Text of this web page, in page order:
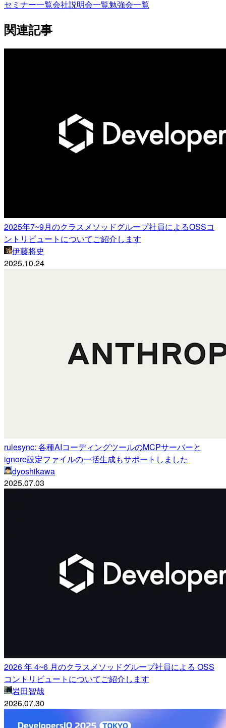
セミナー一覧会社説明会一覧勉強会一覧
関連記事
2025年7~9月のクラスメソッドグループ社員によるOSSコ
ントリビュートについてご紹介します
伊藤将史
2025.10.24
rulesync: 各種AIコーディングツールのMCPサーバーと
ignore設定ファイルの一括生成もサポートしました
dyoshikawa
2025.07.03
2026 年 4~6 月のクラスメソッドグループ社員による OSS
コントリビュートについてご紹介します
岩田智哉
2026.07.30